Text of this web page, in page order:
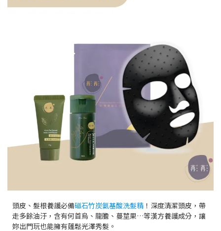
頭皮、髮根養護必備磁石竹炭氨基酸洗髮精 ！深度清潔頭皮，帶
走多餘油汙，含有何首烏、龍膽、蔓莖果…等漢方養護成分，讓
妳出門玩也能擁有蓬鬆光澤秀髮。